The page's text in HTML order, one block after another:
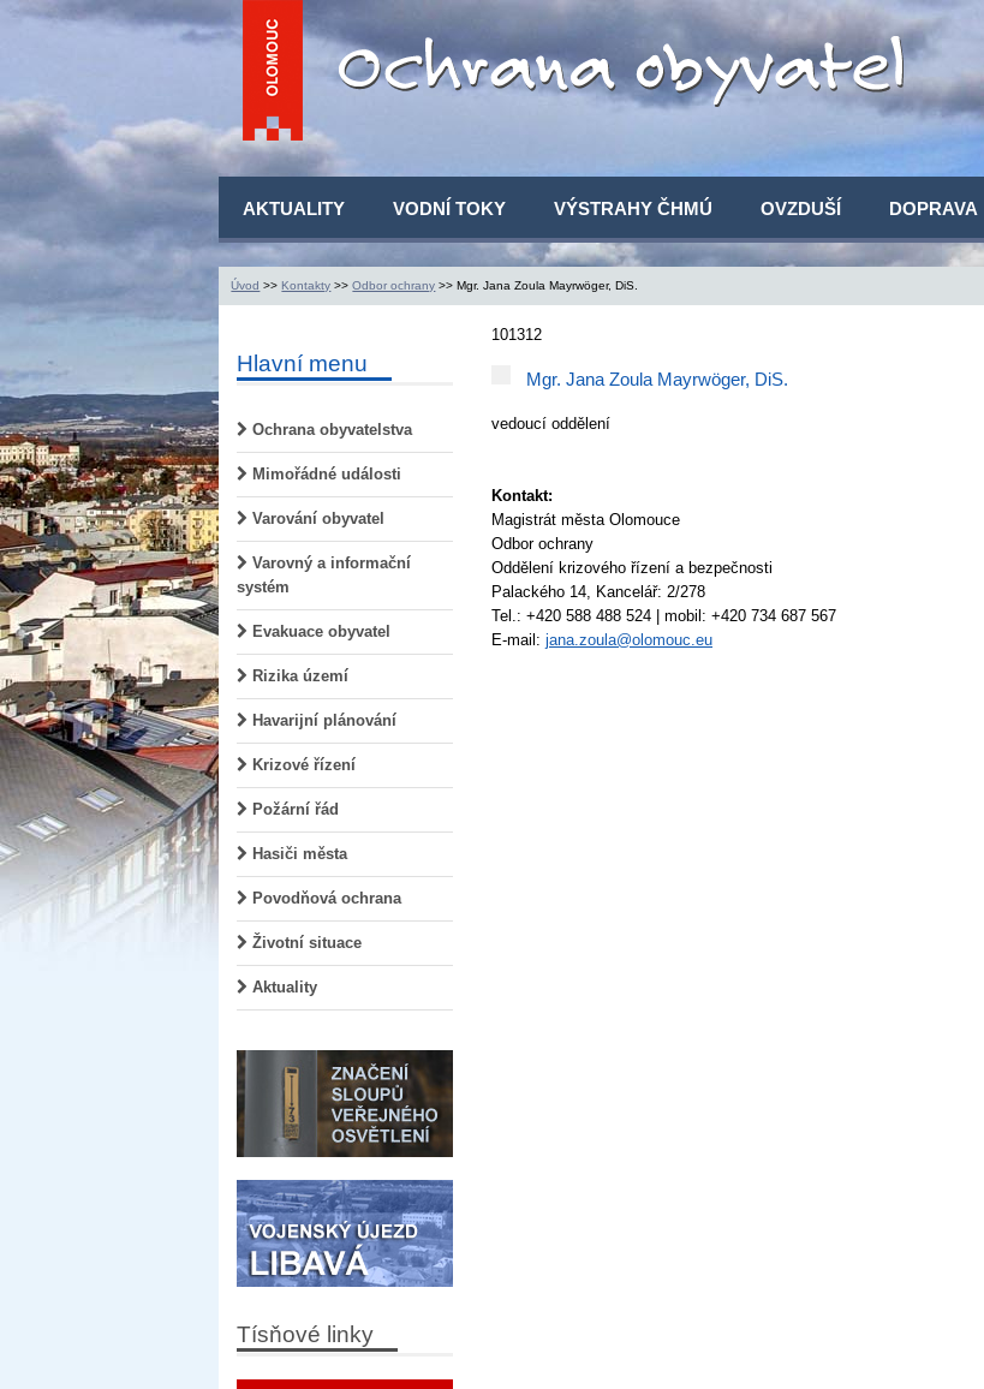
AKTUALITY VODNÍ TOKY VÝSTRAHY ČHMÚ OVZDUŠÍ DOPRAVA
Úvod >> Kontakty >>Odbor ochrany >> Mgr. Jana Zoula Mayrwöger, DiS.
Hlavní menu
Ochrana obyvatelstva
Mimořádné události
Varování obyvatel
Varovný a informační
systém
Evakuace obyvatel
Rizika území
Havarijní plánování
Krizové řízení
Požární řád
Hasiči města
Povodňová ochrana
Životní situace
Aktuality
Tísňové linky
101312
Mgr. Jana Zoula Mayrwöger, DiS.
vedoucí oddělení
Kontakt:
Magistrát města Olomouce
Odbor ochrany
Oddělení krizového řízení a bezpečnosti
Palackého 14, Kancelář: 2/278
Tel.: +420 588 488 524 | mobil: +420 734 687 567
E-mail: jana.zoula@olomouc.eu